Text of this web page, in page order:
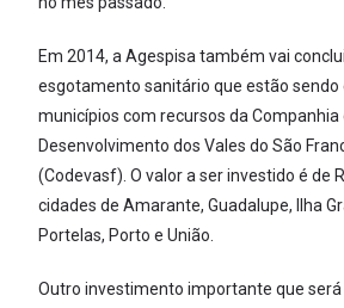
Em 2014, a Agespisa também vai
esgotamento sanitário que estão sendo
municípios com recursos da Companhia
Desenvolvimento dos Vales do São
(Codevasf). O valor a ser investido é de
cidades de Amarante, Guadalupe, Ilha
Portelas, Porto e União.
Outro investimento importante que